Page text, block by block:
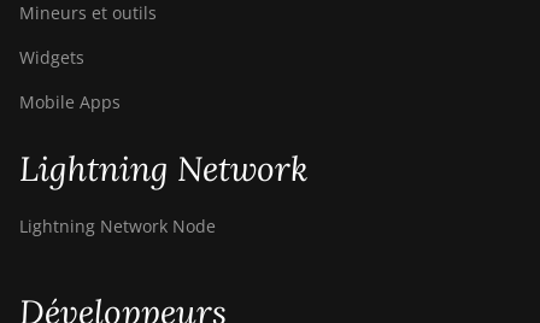
Mineurs et outils
Widgets
Mobile Apps
Lightning Network
Lightning Network Node
Développeurs